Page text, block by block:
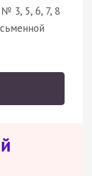
3, 5, 6, 7, 8